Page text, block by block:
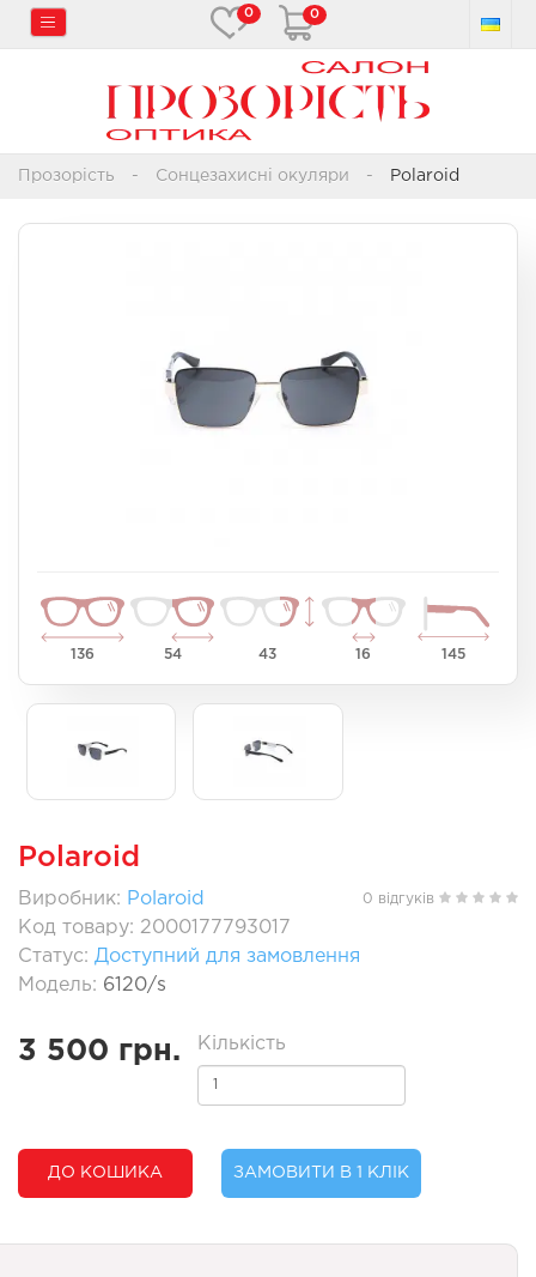
0 0
Прозорість Сонцезахисні окуляри Polaroid
136 54 43 16 145
Polaroid
Виробник: Polaroid
Код товару: 2000177793017
Статус: Доступний для замовлення
Модель: 6120/s
0 відгуків
3 500 грн. Кількість
ДО КОШИКА ЗАМОВИТИ В 1 КЛІК